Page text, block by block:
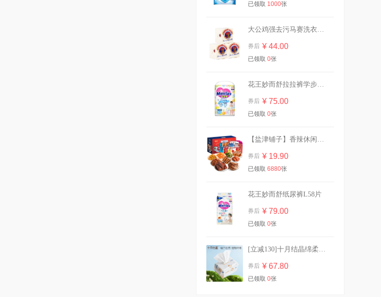
券后 ¥ 19.60
【0岁+可用】贝德美儿童洗沐
二合一
檬酸钙青少年
GirlsCrush水丝绒遮瑕提亮液
券后 ¥ 118.00
券后 ¥ 41.00
已领取 1000张
大公鸡强去污马赛洗衣皂300g*3块
券后 ¥ 44.00
已领取 0张
花王妙而舒拉拉裤学步裤L44片
券后 ¥ 75.00
已领取 0张
【盐津铺子】香辣休闲零食大礼包30包
券后 ¥ 19.90
已领取 6880张
花王妙而舒纸尿裤L58片
券后 ¥ 79.00
已领取 0张
[立减130]十月结晶绵柔巾加厚洗脸巾80抽*10
券后 ¥ 67.80
已领取 0张